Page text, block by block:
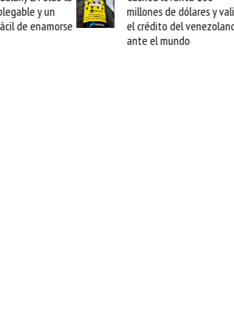
y un
enamorse
millones de dólares y valida
el crédito del venezolano
ante el mundo